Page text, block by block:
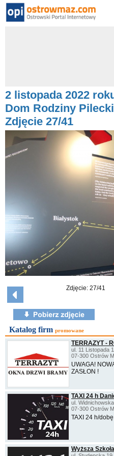
2 listopada 2022
Dom Rodziny
Zdjęcie 27/41
Zdjęcie: 27/41
Katalog firm promowane
TERRAZYT -
ul. 11 Listopada
07-300 Ostrów
UWAGA!
ZASŁON !
TAXI 24 h
ul.
07-300 Ostrów
TAXI 24 h/dobę
Wyższa